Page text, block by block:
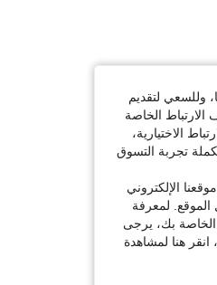
وللسعي لتقديم
الخاصة
الاختيارية،
تجربة التسوق
الإلكتروني
لمعرفة
الخاصة بك، يرجى
انقر هنا لمشاهدة